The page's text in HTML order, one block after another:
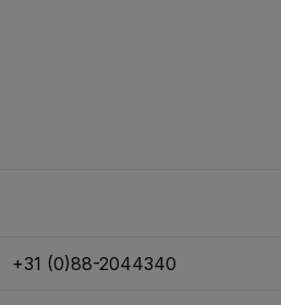
+31 (0)88-2044340